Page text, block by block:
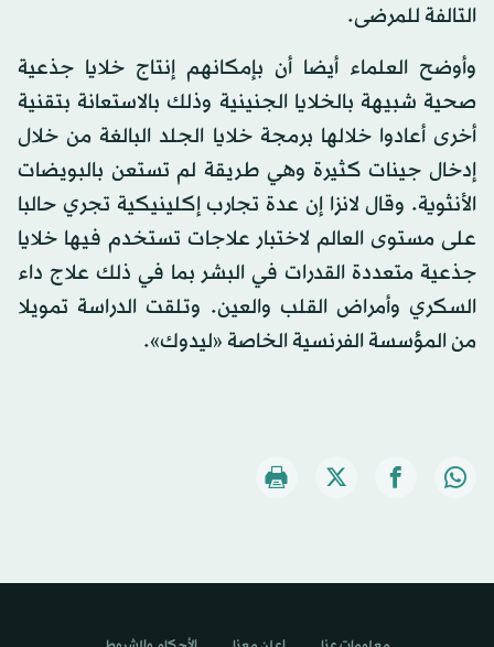
التالفة للمرضى.
وأوضح العلماء أيضا أن بإمكانهم إنتاج خلايا جذعية
صحية شبيهة بالخلايا الجنينية وذلك بالاستعانة بتقنية
أخرى أعادوا خلالها برمجة خلايا الجلد البالغة من خلال
إدخال جينات كثيرة وهي طريقة لم تستعن بالبويضات
الأنثوية. وقال لانزا إن عدة تجارب إكلينيكية تجري حالبا
على مستوى العالم لاختبار علاجات تستخدم فيها خلايا
جذعية متعددة القدرات في البشر بما في ذلك علاج داء
السكري وأمراض القلب والعين. وتلقت الدراسة تمويلا
من المؤسسة الفرنسية الخاصة «ليدوك».